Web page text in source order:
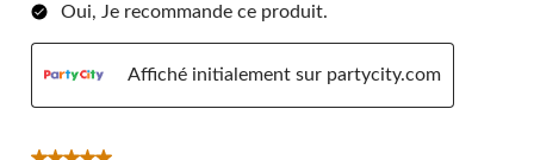
Oui, Je recommande ce produit.
Affiché initialement sur partycity.com